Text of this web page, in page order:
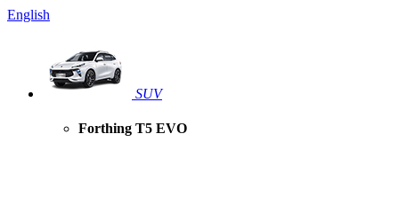
English
SUV
Forthing T5 EVO